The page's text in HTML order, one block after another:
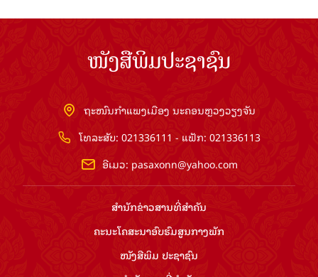
ໜັງສືພິມປະຊາຊົນ
ຖະໜົນກຳແພງເມືອງ ນະຄອນຫຼວງວຽງຈັນ
ໂທລະສັບ: 021336111 - ແຟັກ: 021336113
ອີເມວ: pasaxonn@yahoo.com
ສຳ​ນັກ​ຂ່າວ​ສານ​ທີ່​ສຳ​ຄັນ​
ຄະນະໂຄສະນາອົບຮົມ​ສູນ​ກາງ​ພັກ
ໜັງສືພິມ ປະ​ຊາ​ຊົນ